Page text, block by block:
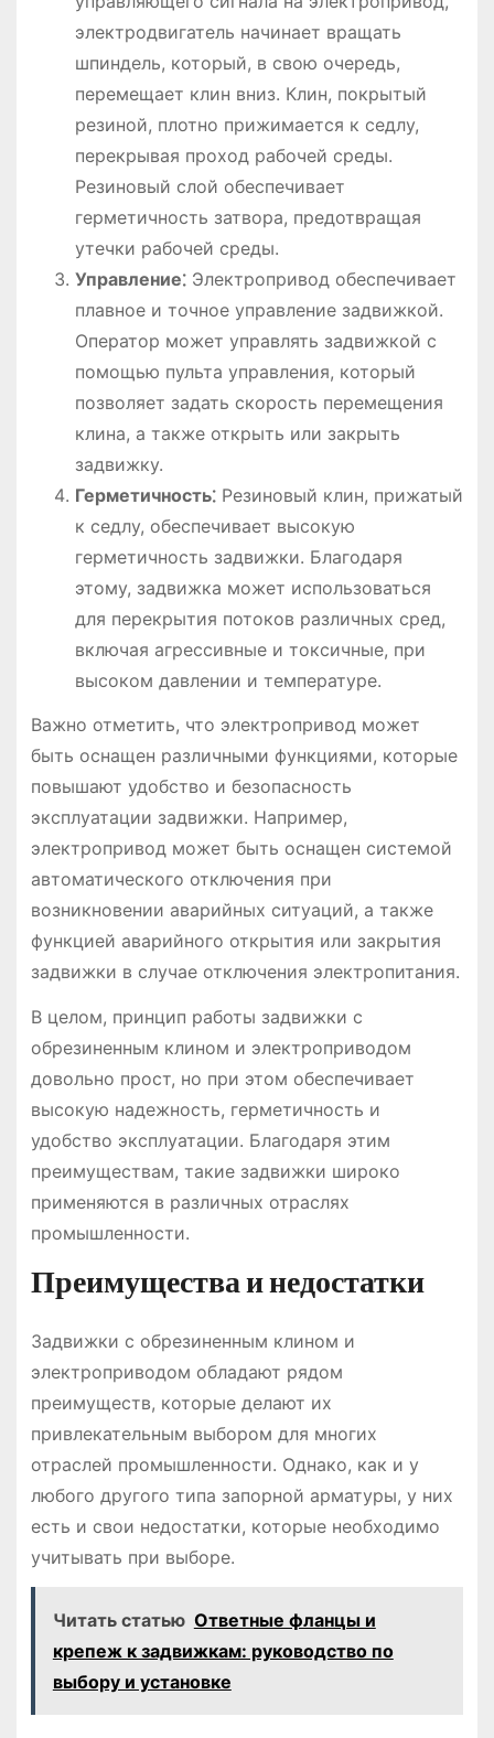
электродвигатель начинает вращать
шпиндель, который, в свою очередь,
перемещает клин вниз. Клин, покрытый
резиной, плотно прижимается к седлу,
перекрывая проход рабочей среды.
Резиновый слой обеспечивает
герметичность затвора, предотвращая
утечки рабочей среды.
Управление⁚Электропривод обеспечивает
плавное и точное управление задвижкой.
Оператор может управлять задвижкой с
помощью пульта управления, который
позволяет задать скорость перемещения
клина, а также открыть или закрыть
задвижку.
Герметичность⁚Резиновый клин, прижатый
к седлу, обеспечивает высокую
герметичность задвижки. Благодаря
этому, задвижка может использоваться
для перекрытия потоков различных сред,
включая агрессивные и токсичные, при
высоком давлении и температуре.
Важно отметить, что электропривод может
быть оснащен различными функциями, которые
повышают удобство и безопасность
эксплуатации задвижки. Например,
электропривод может быть оснащен системой
автоматического отключения при
возникновении аварийных ситуаций, а также
функцией аварийного открытия или закрытия
задвижки в случае отключения электропитания.
В целом, принцип работы задвижки с
обрезиненным клином и электроприводом
довольно прост, но при этом обеспечивает
высокую надежность, герметичность и
удобство эксплуатации. Благодаря этим
преимуществам, такие задвижки широко
применяются в различных отраслях
промышленности.
Преимущества и недостатки
Задвижки с обрезиненным клином и
электроприводом обладают рядом
преимуществ, которые делают их
привлекательным выбором для многих
отраслей промышленности. Однако, как и у
любого другого типа запорной арматуры, у них
есть и свои недостатки, которые необходимо
учитывать при выборе.
Читать статью Ответные фланцы и
крепеж к задвижкам: руководство по
выбору и установке